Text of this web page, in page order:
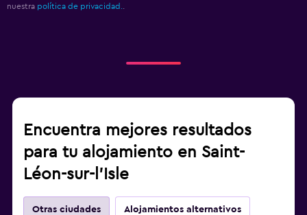
nuestra política de privacidad.
Encuentra mejores resultados
para tu alojamiento en Saint-
Léon-sur-l’Isle
Otras ciudades Alojamientos alternativos